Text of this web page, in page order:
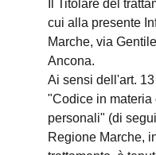
Il Titolare del
cui alla presente
Marche, via
Ancona.
Ai sensi dell'art.
"Codice in materia
personali" (di
Regione Marche,